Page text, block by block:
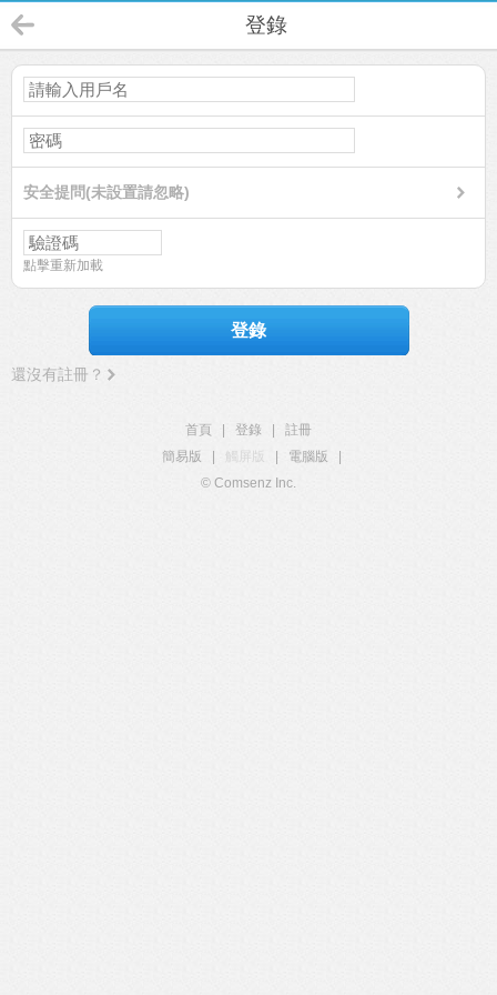
登錄
安全提問(未設置請忽略)
點擊重新加載
登錄
還沒有註冊？
首頁 登錄
註冊
簡易版
觸屏版 電腦版
© Comsenz Inc.